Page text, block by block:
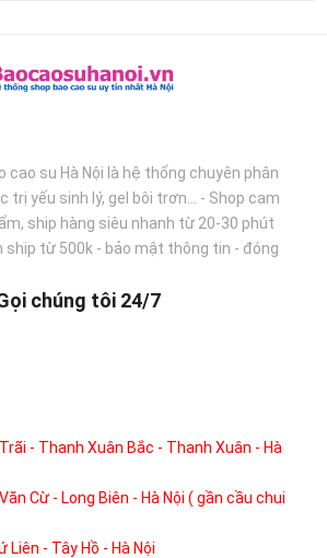
cao su Hà Nội là hệ thống chuyên phân
trị yếu sinh lý, gel bôi trơn... - Shop cam
ship hàng siêu nhanh từ 20-30 phút
ship từ 500k - bảo mật thông tin - đóng
chúng tôi 24/7
- Thanh Xuân Bắc - Thanh Xuân - Hà
Cừ - Long Biên - Hà Nội ( gần cầu chui
Liên - Tây Hồ - Hà Nội